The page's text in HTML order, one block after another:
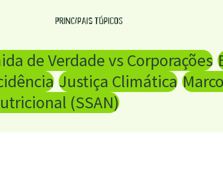
principais tópicos
de Verdade vs Corporações
Justiça Climática
(SSAN)